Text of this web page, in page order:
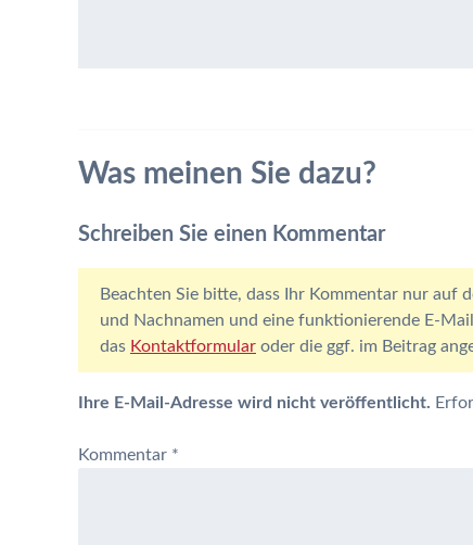
Was meinen Sie dazu?
Schreiben Sie einen Kommentar
Beachten Sie bitte, dass Ihr Kommentar nur
und Nachnamen und eine funktionierende E-
das Kontaktformular oder die ggf. im Beitrag
Ihre E-Mail-Adresse wird nicht veröffentlicht.
Kommentar *